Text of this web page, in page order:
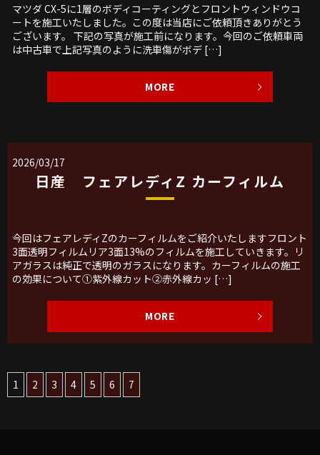
マツダ CX-5に1層のボディコーティングとフロントウィンドウコ
ートを施工いたしました。この度は当店にご依頼頂きありがとう
ございます。 下記の写真が施工前になります。今回のご依頼車両
は中古車で上記写真のように洗車傷がボデ […]
MORE
2026/03/17
日産 フェアレディZ カーフィルム
今回はフェアレディZのカーフィルムをご紹介いたしますフロント
3面透明フィルムリア3面13%のフィルムを施工していきます。リ
アガラスは純正で透明のガラスになります。カーフィルムの施工
の効果について①紫外線カット②赤外線カッ […]
MORE
1 2 3 4 5 6 7